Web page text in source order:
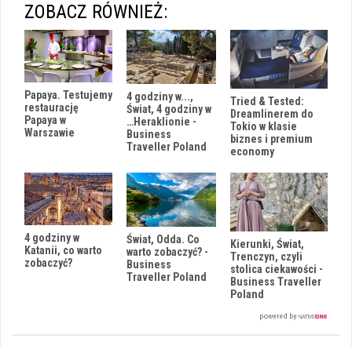
ZOBACZ RÓWNIEŻ:
Papaya. Testujemy
restaurację
Papaya w
Warszawie
4 godziny w...,
Świat, 4 godziny w
…Heraklionie -
Business
Traveller Poland
Tried & Tested:
Dreamlinerem do
Tokio w klasie
biznes i premium
economy
4 godziny w
Katanii, co warto
zobaczyć?
Świat, Odda. Co
warto zobaczyć? -
Business
Traveller Poland
Kierunki, Świat,
Trenczyn, czyli
stolica ciekawości -
Business Traveller
Poland